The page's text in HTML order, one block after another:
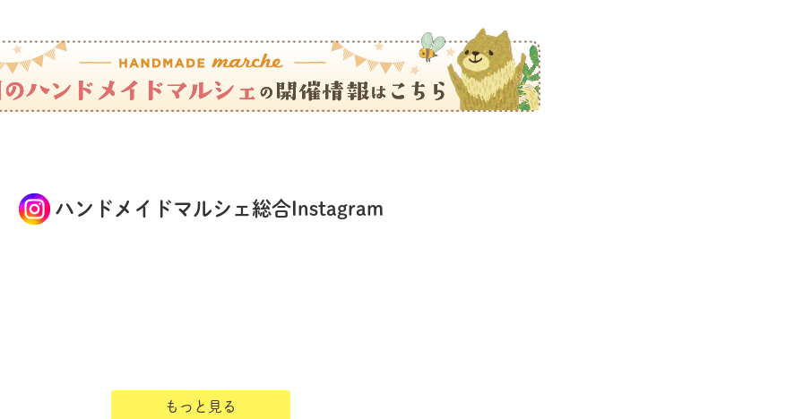
ハンドメイドマルシェ総合Instagram
もっと見る